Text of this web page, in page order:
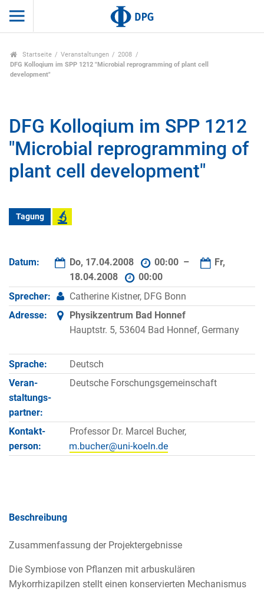
Startseite Veranstaltungen
2008
DFG Kolloqium im SPP 1212 "Microbial reprogramming of plant cell
development"
DFG Kolloqium im SPP 1212
"Microbial reprogramming of
plant cell development"
Tagung
Datum: Do, 17.04.2008 00:00 –
Fr,
18.04.2008
00:00
Sprecher:
Catherine Kistner, DFG Bonn
Adresse:
Physikzentrum Bad Honnef
Hauptstr. 5, 53604 Bad Honnef, Germany
Sprache:
Deutsch
Veran­
staltungs­
partner:
Deutsche Forschungsgemeinschaft
Kontakt­
person:
Professor Dr. Marcel Bucher,
Beschreibung
Zusammenfassung der Projektergebnisse
Die Symbiose von Pflanzen mit arbuskulären
Mykorrhizapilzen stellt einen konservierten Mechanismus